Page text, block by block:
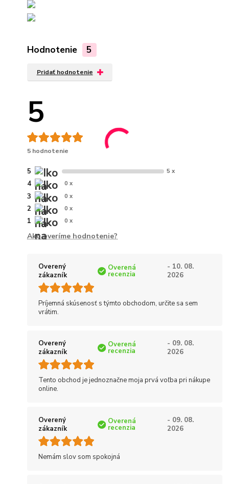
Hodnotenie 5
Pridať hodnotenie
5
5 hodnotenie
5 5 x
4 0 x
3 0 x
2 0 x
1 0 x
Ako overíme hodnotenie?
Overený
zákazník
Overená
recenzia
- 10. 08.
2026
Príjemná skúsenosť s týmto obchodom, určite sa sem
vrátim.
Overený
zákazník
Overená
recenzia
- 09. 08.
2026
Tento obchod je jednoznačne moja prvá voľba pri nákupe
online.
Overený
zákazník
Overená
recenzia
- 09. 08.
2026
Nemám slov som spokojná